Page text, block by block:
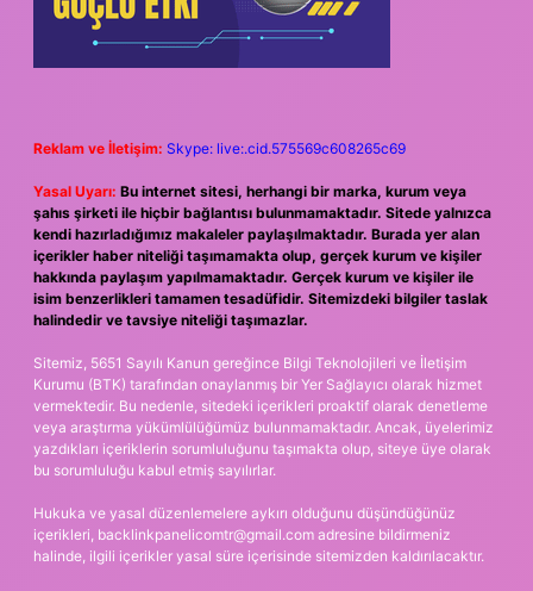
Reklam ve İletişim: Skype: live:.cid.575569c608265c69
Yasal Uyarı: Bu internet sitesi, herhangi bir marka, kurum veya
şahıs şirketi ile hiçbir bağlantısı bulunmamaktadır. Sitede yalnızca
kendi hazırladığımız makaleler paylaşılmaktadır. Burada yer alan
içerikler haber niteliği taşımamakta olup, gerçek kurum ve kişiler
hakkında paylaşım yapılmamaktadır. Gerçek kurum ve kişiler ile
isim benzerlikleri tamamen tesadüfidir. Sitemizdeki bilgiler taslak
halindedir ve tavsiye niteliği taşımazlar.
Sitemiz, 5651 Sayılı Kanun gereğince Bilgi Teknolojileri ve İletişim
Kurumu (BTK) tarafından onaylanmış bir Yer Sağlayıcı olarak hizmet
vermektedir. Bu nedenle, sitedeki içerikleri proaktif olarak denetleme
veya araştırma yükümlülüğümüz bulunmamaktadır. Ancak, üyelerimiz
yazdıkları içeriklerin sorumluluğunu taşımakta olup, siteye üye olarak
bu sorumluluğu kabul etmiş sayılırlar.
Hukuka ve yasal düzenlemelere aykırı olduğunu düşündüğünüz
içerikleri, backlinkpanelicomtr@gmail.com adresine bildirmeniz
halinde, ilgili içerikler yasal süre içerisinde sitemizden kaldırılacaktır.